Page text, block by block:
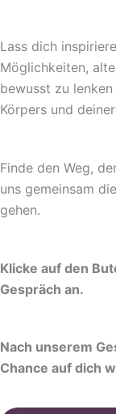
Lass dich
Möglichkeiten,
bewusst zu
Körpers und
Finde den Weg,
uns gemeinsam
gehen.
Klicke auf den
Gespräch an.
Nach unserem
Chance auf dich